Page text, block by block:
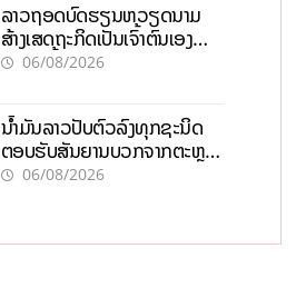
ລາວຖອດບົດຮຽນຫວຽດນາມ
ສ້າງເສດຖະກິດເປັນເຈົ້າຕົນເອງ
ກ້າວສູ່ເປົ້າໝາຍ 2035
06/08/2026
ນໍ້າມັນລາວປັບຕົວລົງທຸກຊະນິດ
ຕອບຮັບສັນຍານບວກຈາກຕະຫຼາດ
ໂລກ ແລະ ຊ່ອງແຄບຮໍມູສ
06/08/2026